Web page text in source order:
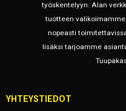
työskentelyyn. Alan
tuotteen
nopeasti
lisäksi tarjoamme
YHTEYSTIEDOT